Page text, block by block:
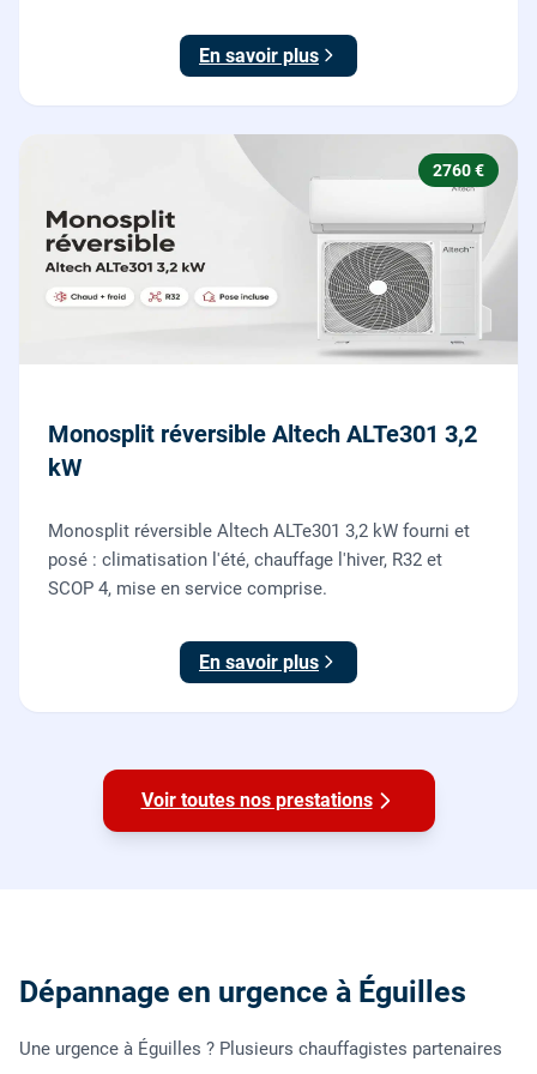
En savoir plus
2760 €
Monosplit réversible Altech ALTe301 3,2
kW
Monosplit réversible Altech ALTe301 3,2 kW fourni et
posé : climatisation l'été, chauffage l'hiver, R32 et
SCOP 4, mise en service comprise.
En savoir plus
Voir toutes nos prestations
Dépannage en urgence à Éguilles
Une urgence à Éguilles ? Plusieurs chauffagistes partenaires